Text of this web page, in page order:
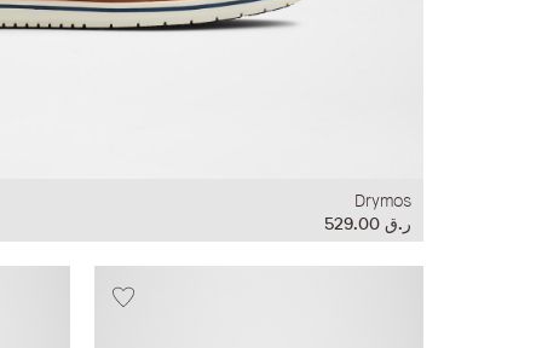
Drymos
ر.ق‏ 529.00